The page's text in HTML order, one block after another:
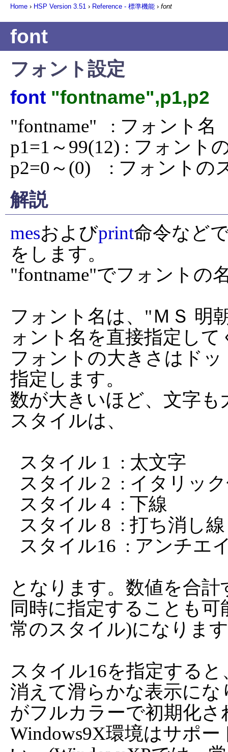
Home › HSP Version 3.51 › Reference - 標準機能 › font
font
フォント設定
font "fontname",p1,p2
"fontname"   : フォント名
p1=1～99(12) : フォント
p2=0～(0)    : フォントの
解説
mesおよびprint命令など
をします。
"fontname"でフォントの
フォント名は、"ＭＳ 明
ォント名を直接指定して
フォントの大きさはド
指定します。
数が大きいほど、文字
スタイルは、
となります。数値を合
同時に指定することも
常のスタイル)になりま
スタイル16を指定する
消えて滑らかな表示に
がフルカラーで初期化
Windows9X環境はサポ